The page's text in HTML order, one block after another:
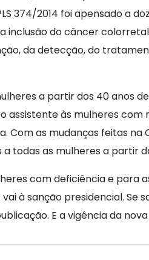
374/2014 foi apensado a
inclusão do câncer
da detecção, do
a partir dos 40 anos
às mulheres
Com as mudanças feitas
todas as mulheres a partir
com deficiência e para
à sanção presidencial. Se
E a vigência da